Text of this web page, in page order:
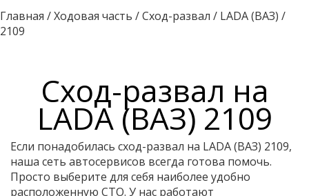
Главная /Ходовая часть /Сход-развал / LADA (ВАЗ) /
2109
Сход-развал на
LADA (ВАЗ) 2109
Если понадобилась сход-развал на LADA (ВАЗ) 2109,
наша сеть автосервисов всегда готова помочь.
Просто выберите для себя наиболее удобно
расположенную СТО. У нас работают